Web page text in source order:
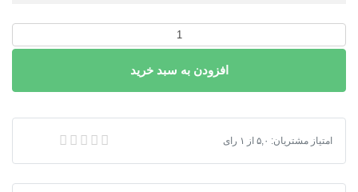
فایل
ای
1399
عدد
افزودن به سبد خرید
شیپ فایل محدوده ای استان تهران 1399
امتیاز مشتریان: ۵,۰ از ۱ رای